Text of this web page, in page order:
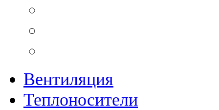
Вентиляция
Теплоносители